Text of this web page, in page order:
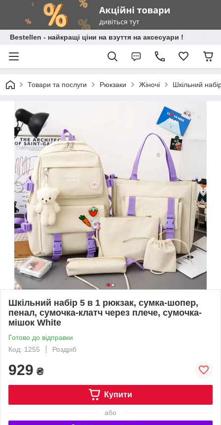
Bestellen - найкращі ціни на взуття на аксесуари !
Товари та послуги Рюкзаки Жіночі Шкільний
Шкільний набір 5 в 1 рюкзак, сумка-шопер,
пенал, сумочка-клатч через плече, сумочка-
мішок White
Готово до відправки
Код: 1255
Роздріб
929 ₴
Купити
або